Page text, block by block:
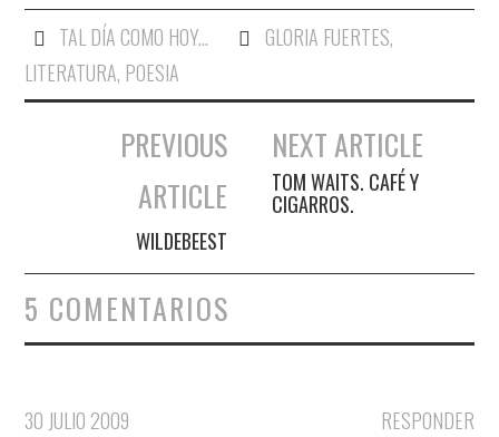
TAL DÍA COMO HOY... GLORIA FUERTES,
LITERATURA, POESIA
Navegación de entradas
PREVIOUS
ARTICLE
WILDEBEEST
NEXT ARTICLE
TOM WAITS. CAFÉ Y
CIGARROS.
5 COMENTARIOS
RESPONDER
30 JULIO 2009